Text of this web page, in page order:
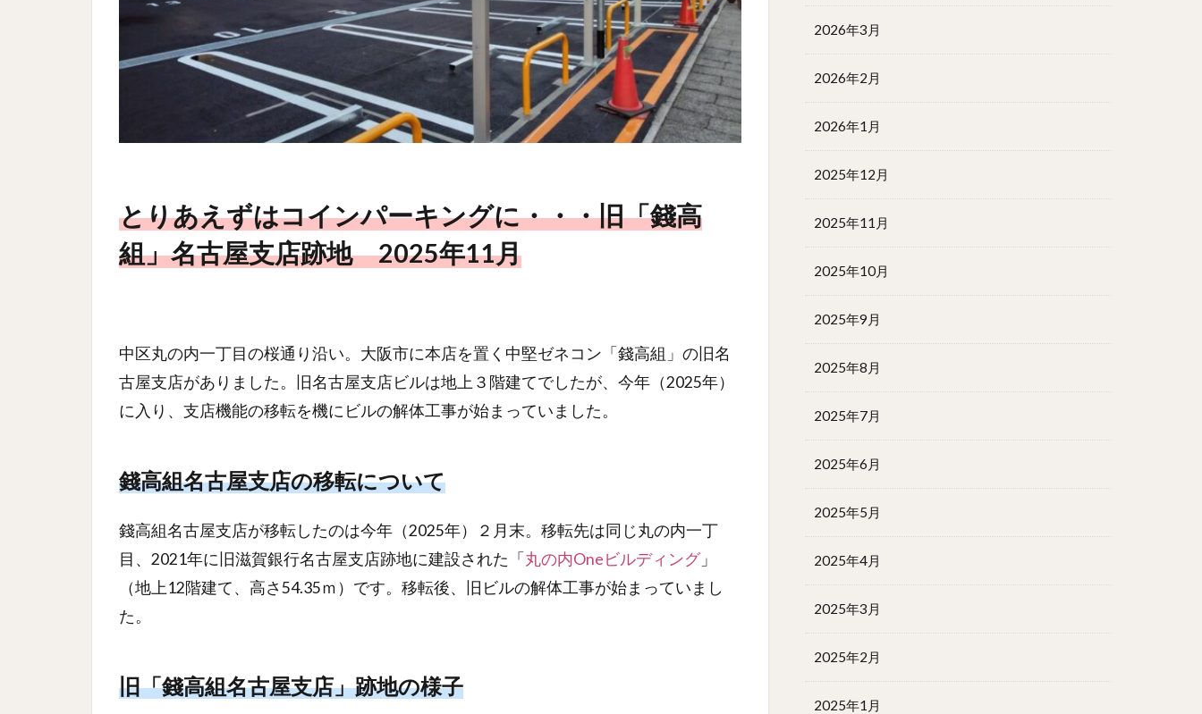
とりあえずはコインパーキングに・・・旧「錢高
組」名古屋支店跡地 2025年11月
中区丸の内一丁目の桜通り沿い。大阪市に本店を置く中堅ゼネコン「錢高組」の旧名
古屋支店がありました。旧名古屋支店ビルは地上３階建てでしたが、今年（2025年）
に入り、支店機能の移転を機にビルの解体工事が始まっていました。
錢高組名古屋支店の移転について
錢高組名古屋支店が移転したのは今年（2025年）２月末。移転先は同じ丸の内一丁
目、2021年に旧滋賀銀行名古屋支店跡地に建設された「丸の内Oneビルディング」
（地上12階建て、高さ54.35ｍ）です。移転後、旧ビルの解体工事が始まっていまし
た。
旧「錢高組名古屋支店」跡地の様子
2026年3月
2026年2月
2026年1月
2025年12月
2025年11月
2025年10月
2025年9月
2025年8月
2025年7月
2025年6月
2025年5月
2025年4月
2025年3月
2025年2月
2025年1月